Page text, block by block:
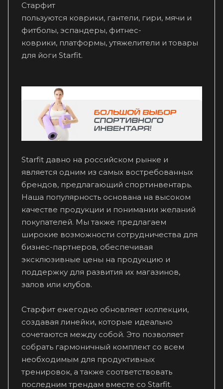
Старфит
пользуются коврики, гантели, гири, мячи и
фитболы, эспандеры, фитнес-
коврики, платформы, утяжелители и товары
для йоги Starfit.
Starfit давно на российском рынке и
является одним из самых востребованных
брендов, предлагающий спортинвентарь.
Наша популярность основана на высоком
качестве продукции и понимании желаний
покупателей. Мы также предлагаем
широкие возможности сотрудничества для
бизнес-партнеров, обеспечивая
эксклюзивные цены на продукцию и
поддержку для развития их магазинов,
залов или клубов.
Старфит ежегодно обновляет коллекции,
создавая линейки, которые идеально
сочетаются между собой. Это позволяет
собрать гармоничный комплект со всем
необходимым для продуктивных
тренировок, а также соответствовать
последним трендам вместе со Starfit.